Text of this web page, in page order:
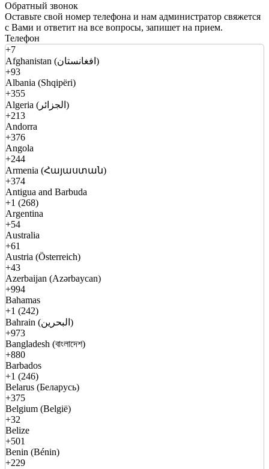
Обратный звонок
Оставьте свой номер телефона и нам администратор свяжется
с Вами и ответит на все вопросы, запишет на прием.
Телефон
+7
Afghanistan (افغانستان)
+93
Albania (Shqipëri)
+355
Algeria (الجزائر)
+213
Andorra
+376
Angola
+244
Armenia (Հայաստան)
+374
Antigua and Barbuda
+1 (268)
Argentina
+54
Australia
+61
Austria (Österreich)
+43
Azerbaijan (Azərbaycan)
+994
Bahamas
+1 (242)
Bahrain (البحرين)
+973
Bangladesh (বাংলাদেশ)
+880
Barbados
+1 (246)
Belarus (Беларусь)
+375
Belgium (België)
+32
Belize
+501
Benin (Bénin)
+229